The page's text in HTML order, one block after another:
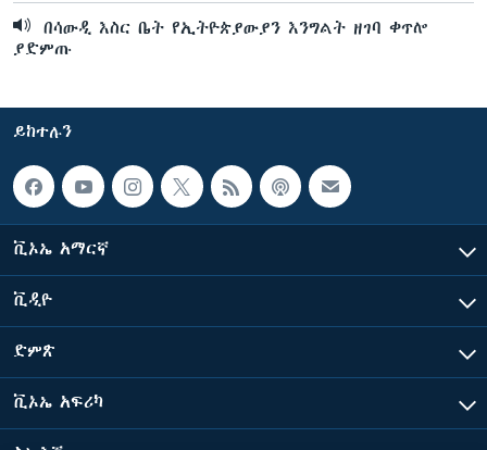
በሳውዲ እስር ቤት የኢትዮጵያውያን እንግልት ዘገባ ቀጥሎ
ያድምጡ
ይከተሉን
ቪኦኤ አማርኛ
ቪዲዮ
ድምጽ
ቪኦኤ አፍሪካ